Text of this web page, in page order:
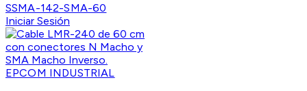
SSMA-142-SMA-60
Iniciar Sesión
EPCOM INDUSTRIAL